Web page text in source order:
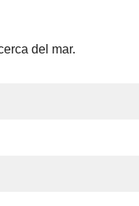
del mar.